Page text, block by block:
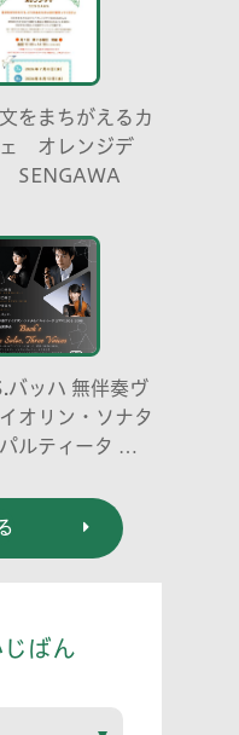
をまちがえるカ
オレンジデ
SENGAWA
バッハ 無伴奏ヴ
オリン・ソナタ
ルティータ 全
川口尭史 伊東
ばん